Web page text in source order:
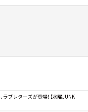
ラブレターズが登場！【水曜JUNK